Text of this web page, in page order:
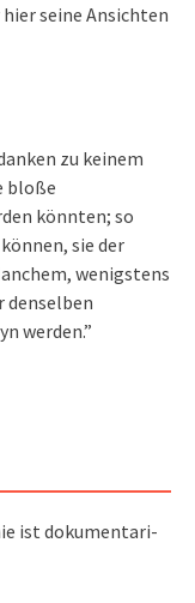
seine Ansichten
zu keinem
bloße
könnten; so
sie der
wenigstens
denselben
werden.”
ist do­ku­men­ta­ri­